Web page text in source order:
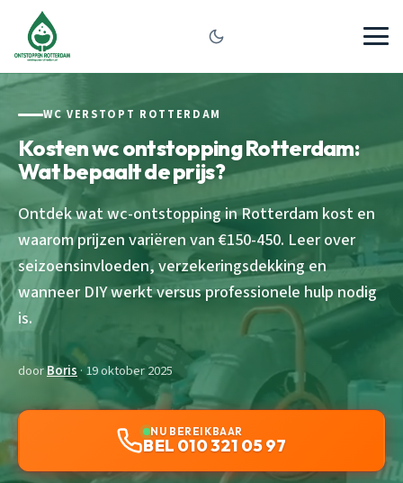
WC VERSTOPT ROTTERDAM
Kosten wc ontstopping Rotterdam:
Wat bepaalt de prijs?
Ontdek wat wc-ontstopping in Rotterdam kost en
waarom prijzen variëren van €150-450. Leer over
seizoensinvloeden, verzekeringsdekking en
wanneer DIY werkt versus professionele hulp nodig
is.
doorBoris· 19 oktober 2025
NU BEREIKBAAR
BEL 010 321 05 97